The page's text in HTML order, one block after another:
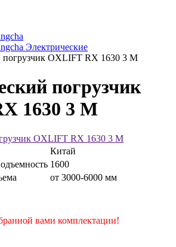
Электрические
погрузчик OXLIFT RX 1630 3 М
погрузчик
1630 3 М
Китай
1600
от 3000-6000 мм
вами комплектации!